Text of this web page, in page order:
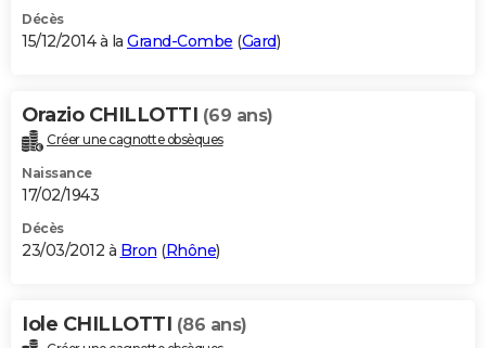
Décès
15/12/2014 à la Grand-Combe (Gard)
Orazio CHILLOTTI (69 ans)
Créer une cagnotte obsèques
Naissance
17/02/1943
Décès
23/03/2012 à Bron (Rhône)
Iole CHILLOTTI (86 ans)